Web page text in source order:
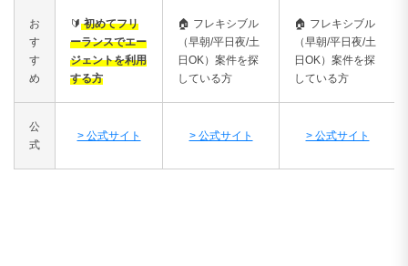
お
す
す
め
🔰初めてフリ
ーランスでエー
ジェントを利用
する方
🏠 フレキシブル
（早朝/平日夜/土
日OK）案件を探
している方
🏠 フレキシブル
（早朝/平日夜/土
日OK）案件を探
している方
公
式
> 公式サイト > 公式サイト > 公式サイト